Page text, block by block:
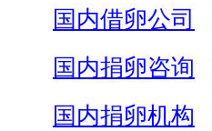
国内借卵公司
国内捐卵咨询
国内捐卵机构